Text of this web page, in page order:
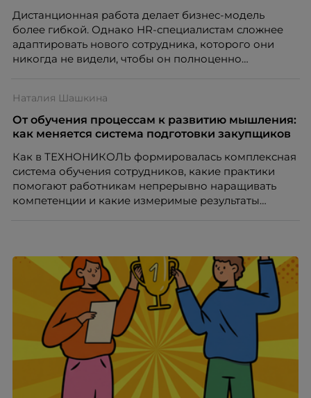
Дистанционная работа делает бизнес-модель
более гибкой. Однако HR-специалистам сложнее
адаптировать нового сотрудника, которого они
никогда не видели, чтобы он полноценно
Наталия Шашкина
От обучения процессам к развитию мышления:
как меняется система подготовки закупщиков
Как в ТЕХНОНИКОЛЬ формировалась комплексная
система обучения сотрудников, какие практики
помогают работникам непрерывно наращивать
компетенции и какие измеримые результаты
компании ТЕХНОНИКОЛЬ.